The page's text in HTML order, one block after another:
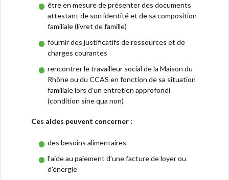
être en mesure de présenter des documents
attestant de son identité et de sa composition
familiale (livret de famille)
fournir des justificatifs de ressources et de
charges courantes
rencontrer le travailleur social de la Maison du
Rhône ou du CCAS en fonction de sa situation
familiale lors d’un entretien approfondi
(condition sine qua non)
Ces aides peuvent concerner :
des besoins alimentaires
l’aide au paiement d’une facture de loyer ou
d’énergie